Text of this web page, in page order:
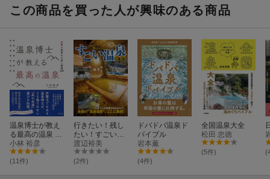
ト
この商品を買った人が興味のある商品
温泉博士が教え
る最高の温泉 本
物の源泉かけ流
し厳選300
小林 裕彦
(11件)
行きたい！残し
たい！すごい温
泉100
渡辺裕美
(2件)
ドバドバ温泉ド
バイブル
岩本薫
(4件)
全国温泉大全
松田 忠徳
(5件)